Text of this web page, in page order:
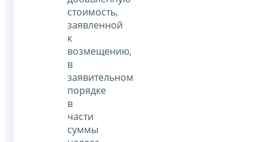
стоимость,
заявленной
к
возмещению,
в
заявительном
порядке
в
части
суммы